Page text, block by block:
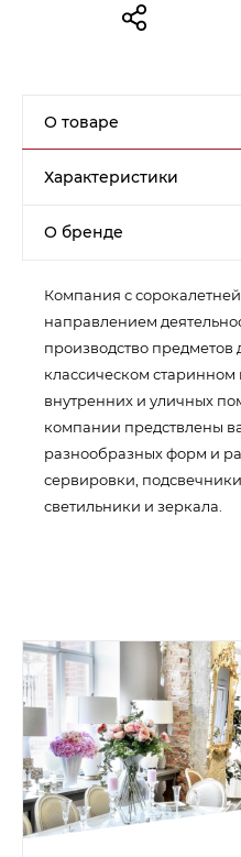
О товаре
Характеристики
О бренде
Компания с
направлением
производство
классическом
внутренних и уличных
компании предствлены
разнообразных форм и
сервировки,
светильники и зеркала.